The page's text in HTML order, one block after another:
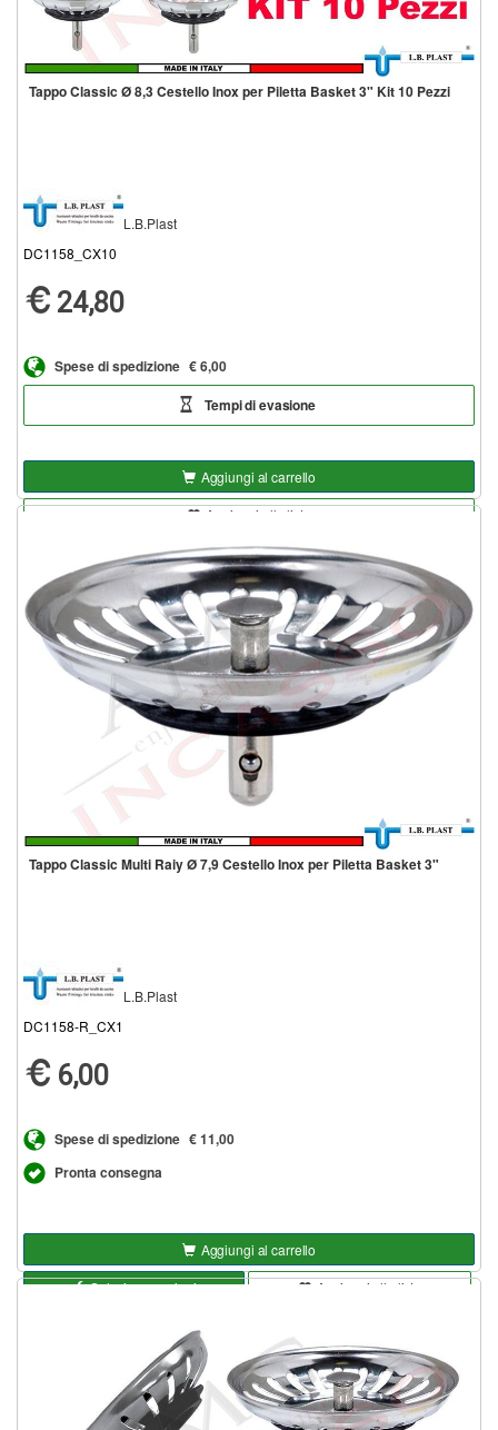
Tappo Classic Ø 8,3 Cestello Inox per Piletta Basket 3" Kit 10 Pezzi
L.B.Plast
DC1158_CX10
24,80
Spese di spedizione € 6,00
Tempi di evasione
Aggiungi al carrello
Aggiungi alla lista
Tappo Classic Multi Raiy Ø 7,9 Cestello Inox per Piletta Basket 3"
L.B.Plast
DC1158-R_CX1
6,00
Spese di spedizione € 11,00
Pronta consegna
Aggiungi al carrello
Seleziona opzioni
Aggiungi alla lista